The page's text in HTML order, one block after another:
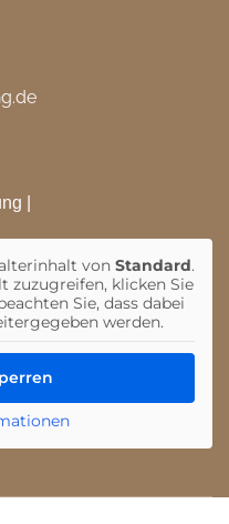
von Standard.
zuzugreifen, klicken Sie
Sie, dass dabei
werden.